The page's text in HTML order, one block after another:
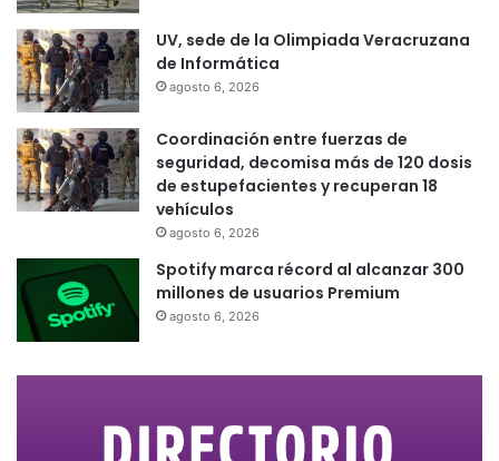
UV, sede de la Olimpiada Veracruzana
de Informática
agosto 6, 2026
Coordinación entre fuerzas de
seguridad, decomisa más de 120 dosis
de estupefacientes y recuperan 18
vehículos
agosto 6, 2026
Spotify marca récord al alcanzar 300
millones de usuarios Premium
agosto 6, 2026